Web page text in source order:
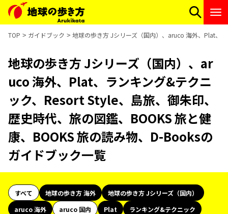
TOP ガイドブック 地球の歩き方 Jシリーズ（国内）、aruco 海外、Plat、
地球の歩き方 Jシリーズ（国内）、ar
uco 海外、Plat、ランキング&テクニ
ック、Resort Style、島旅、御朱印、
歴史時代、旅の図鑑、BOOKS 旅と健
康、BOOKS 旅の読み物、D-Booksの
ガイドブック一覧
すべて 地球の歩き方 海外
地球の歩き方 Jシリーズ（国内）
aruco 海外
aruco 国内 Plat
ランキング&テクニック